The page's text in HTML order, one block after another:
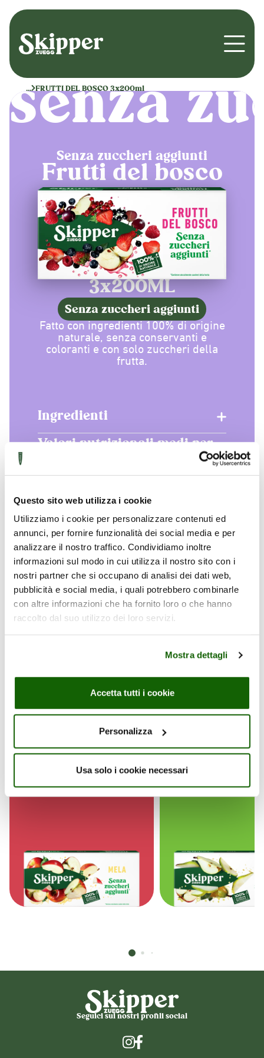
Questo sito web utilizza i cookie
Utilizziamo i cookie per personalizzare contenuti ed
annunci, per fornire funzionalità dei social media e per
analizzare il nostro traffico. Condividiamo inoltre
informazioni sul modo in cui utilizza il nostro sito con i
nostri partner che si occupano di analisi dei dati web,
pubblicità e social media, i quali potrebbero combinarle
con altre informazioni che ha fornito loro o che hanno
raccolto dal suo utilizzo dei loro servizi.
Mostra dettagli
Accetta tutti i cookie
Personalizza
Usa solo i cookie necessari
Open
... FRUTTI DEL BOSCO 3x200ml
senza
Senza zuccheri aggiunti
Frutti del bosco
3x200ML
Senza zuccheri aggiunti
Fatto con ingredienti 100% di origine
naturale, senza conservanti e
coloranti e con solo zuccheri della
frutta.
Ingredienti
Valori nutrizionali medi per
Gli altri gusti
Li hai già provati
tutti?
MELA 3x200ml PERA
Seguici sui nostri profili social